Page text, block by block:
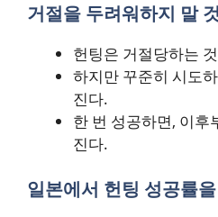
거절을 두려워하지 말 것
헌팅은 거절당하는
하지만 꾸준히 시도
진다.
한 번 성공하면, 이후
진다.
일본에서 헌팅 성공률